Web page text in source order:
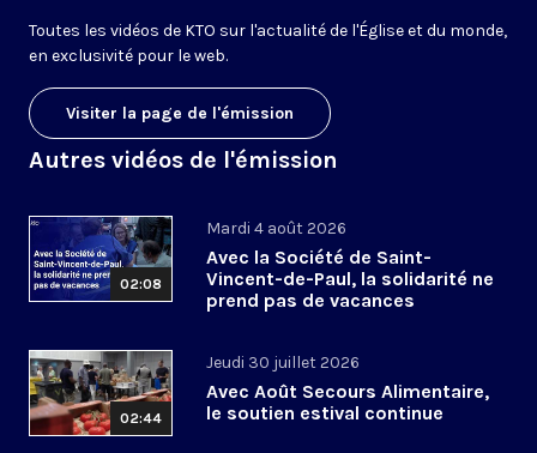
Toutes les vidéos de KTO sur l'actualité de l'Église et du monde,
en exclusivité pour le web.
Visiter la page de l'émission
Autres vidéos de l'émission
02:08
Mardi 4 août 2026
Avec la Société de Saint-
Vincent-de-Paul, la solidarité ne
prend pas de vacances
02:44
Jeudi 30 juillet 2026
Avec Août Secours Alimentaire,
le soutien estival continue